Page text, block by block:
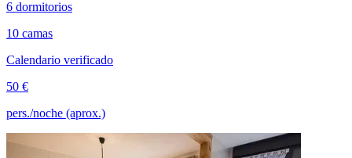
6 dormitorios
10 camas
Calendario verificado
50 €
pers./noche (aprox.)